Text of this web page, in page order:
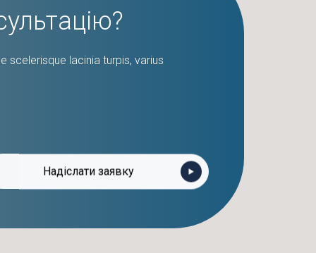
scelerisque lacinia turpis, varius